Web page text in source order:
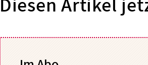
Diesen Artikel